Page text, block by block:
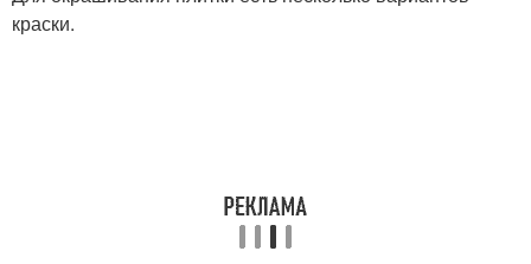
краски.